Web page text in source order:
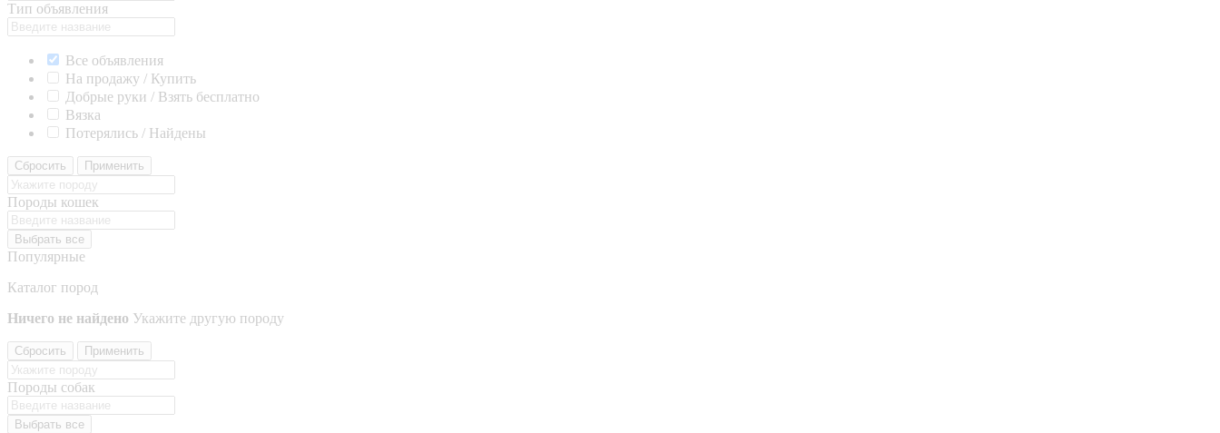
Тип объявления
Все объявления
На продажу / Купить
Добрые руки / Взять бесплатно
Вязка
Потерялись / Найдены
Сбросить Применить
Породы кошек
Выбрать все
Популярные
Каталог пород
Ничего не найдено Укажите другую породу
Сбросить Применить
Породы собак
Выбрать все